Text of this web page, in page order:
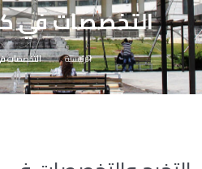
التخصصات في
الرئيسية التخصصات